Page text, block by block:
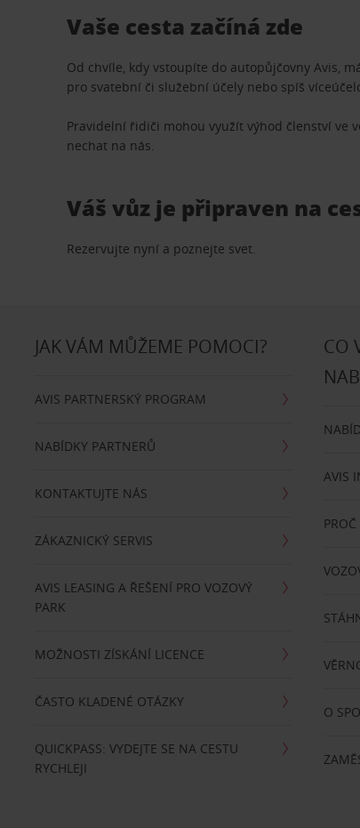
Vaše cesta začíná zde
Od chvíle, kdy vstoupíte do autopůjčovny Avis,
pro svatební či služební účely nebo spíš
Pravidelní řidiči mohou využít výhod členství ve
nechat na nás.
Váš vůz je připraven na
Rezervujte nyní a poznejte svet.
JAK VÁM MŮŽEME POMOCI?
AVIS PARTNERSKÝ PROGRAM
NABÍDKY PARTNERŮ
KONTAKTUJTE NÁS
ZÁKAZNICKÝ SERVIS
AVIS LEASING A ŘEŠENÍ PRO VOZOVÝ
PARK
MOŽNOSTI ZÍSKÁNÍ LICENCE
ČASTO KLADENÉ OTÁZKY
QUICKPASS: VYDEJTE SE NA CESTU
RYCHLEJI
CO
AVIS
O